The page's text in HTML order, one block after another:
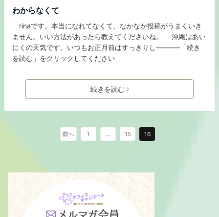
わからなくて
rinaです。本当になれてなくて、なかなか投稿がうまくいき
ません。いい方法があったら教えてくださいね。 沖縄はあい
にくの天気です。いつもお正月前はすっきりし———–「続き
を読む」をクリックしてください
続きを読む
前へ 1 … 15 16